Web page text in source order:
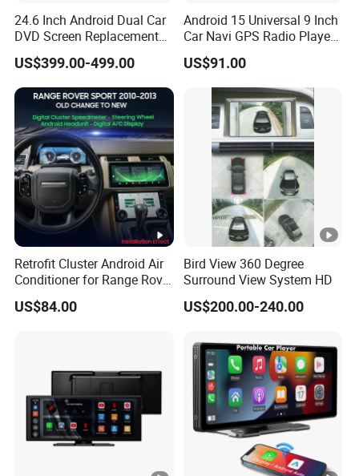
24.6 Inch Android Dual Car
DVD Screen Replacement
Upgrade Retrofit Include Co-
Pilot Panel for Porsche
Cayenne 2018-2023
US$399.00-499.00
Android 15 Universal 9 Inch
Car Navi GPS Radio Player
Touch Screen WiFi 360
Camera SL32s
US$91.00
Retrofit Cluster Android Air
Conditioner for Range Rover
Sport L320 Discovery4
2010-2013
US$84.00
Bird View 360 Degree
Surround View System HD
US$200.00-240.00